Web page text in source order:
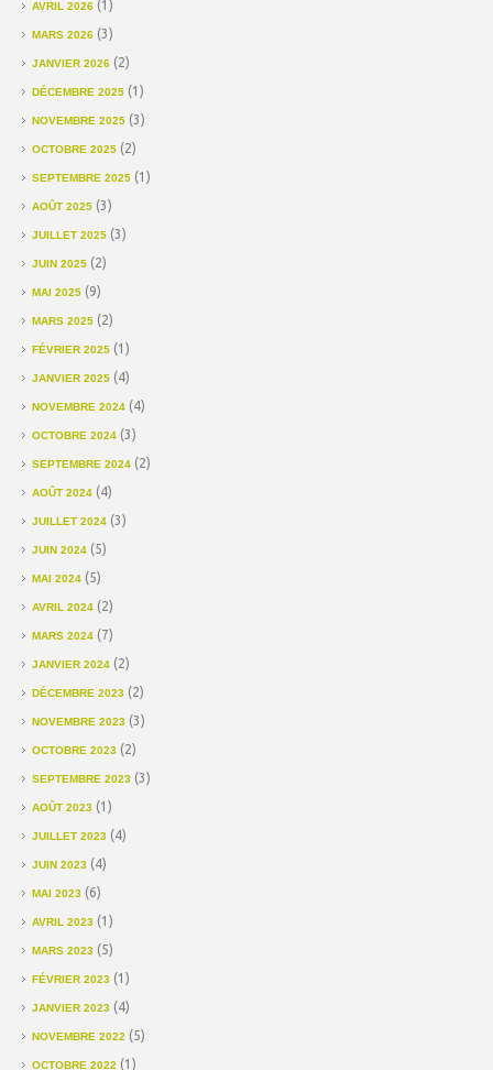
AVRIL 2026 (1)
MARS 2026 (3)
JANVIER 2026 (2)
DÉCEMBRE 2025 (1)
NOVEMBRE 2025 (3)
OCTOBRE 2025 (2)
SEPTEMBRE 2025 (1)
AOÛT 2025 (3)
JUILLET 2025 (3)
JUIN 2025 (2)
MAI 2025 (9)
MARS 2025 (2)
FÉVRIER 2025 (1)
JANVIER 2025 (4)
NOVEMBRE 2024 (4)
OCTOBRE 2024 (3)
SEPTEMBRE 2024 (2)
AOÛT 2024 (4)
JUILLET 2024 (3)
JUIN 2024 (5)
MAI 2024 (5)
AVRIL 2024 (2)
MARS 2024 (7)
JANVIER 2024 (2)
DÉCEMBRE 2023 (2)
NOVEMBRE 2023 (3)
OCTOBRE 2023 (2)
SEPTEMBRE 2023 (3)
AOÛT 2023 (1)
JUILLET 2023 (4)
JUIN 2023 (4)
MAI 2023 (6)
AVRIL 2023 (1)
MARS 2023 (5)
FÉVRIER 2023 (1)
JANVIER 2023 (4)
NOVEMBRE 2022 (5)
OCTOBRE 2022 (1)